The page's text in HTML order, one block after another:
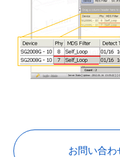
お問い合わ